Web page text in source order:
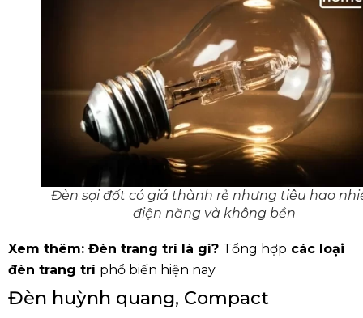
Đèn sợi đốt có giá thành rẻ nhưng tiêu hao
điện năng và không bền
Xem thêm: Đèn trang trí là gì? Tổng hợp các loại
đèn trang trí phổ biến hiện nay
Đèn huỳnh quang, Compact